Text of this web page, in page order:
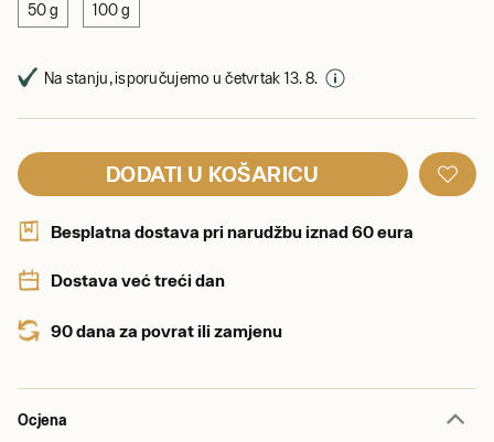
50 g 100 g
Na stanju, isporučujemo u četvrtak 13. 8.
DODATI U KOŠARICU
Besplatna dostava pri narudžbu iznad 60 eura
Dostava već treći dan
90 dana za povrat ili zamjenu
Ocjena